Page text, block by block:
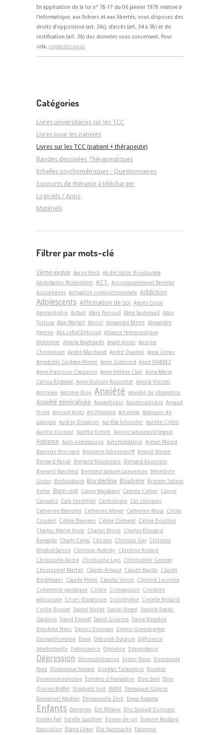
En application de la loi n° 78-17 du 06 janvier 1978 relative à
l'informatique, aux fichiers et aux libertés, vous disposez des
droits d'opposition (art. 26i), d'accès (art. 34 à 38) et de
rectification (art. 36) des données vous concernant. Pour
cela, contactez-nous
Catégories
Livres universitaires sur les TCC
Livres pour les patients
Livres sur les TCC (patient + thérapeute)
Bandes dessinées Thérapeutiques
Echelles psychométriques - Questionnaires
Supports de thérapie à télécharger
Logiciels / Apps
Matériels
Filtrer par mots-clé
3ème vague Aaron Beck Abdel Halim Boudoukha
Abdelkader Mokeddem ACT. Accompagnement Parental
Acouphènes Activation comportementale Addiction
Adolescents Affirmation de soi Agnès Cassé
Agoraphobie Aidant Alain Perroud Alain Sauteraud Alain
Tortosa Alan Marlatt Alcool Alexandra Meert Alexandre
Heeren Alix Lefief-Delcourt Alliance thérapeutique
Alzheimer Amaria Baghdadli Anaël Assier Andrew
Christensen André Marchand André Quaderi Anna Llenas
Annabelle Godeau-Pernet Anne Gramond Anne MARREZ
Anne-Françoise Chaperon Anne-Hélène Clair Anne-Marie
Cariou-Rognant Anne-Victoire Rousselet Annick Vincent
Anorexie Antoine Bioy Anxiété Anxiété de séparation
Anxiété généralisée Aquaphobie Arachnophobie Arnaud
Pictet Arnoud Arntz Art-Thérapie Art-­mella Attaques de
panique Audrey Donatoni Aurélia Schneider Aurélie Crétin
Aurélie Docteur Aurélie Fritsch Aurore Sabouraud-Séguin
Autisme Auto-compassion Automutilation Ayman Murad
Baptiste Brossard
Benjamin Schoendorff Benoît Monié
Bernard Pascal
Bernard Rouchouse Bernard Roucoule
Bernard Waysfeld
Bertrand Samuel-Lajeunesse Bénédicte
Litzler Biofeedback Borderline Boulimie Brigitte Zellner
Keller Burn-out Caline Majdalani Camille Cellier Cancer
Cannabis Cara Verdellen Cardiologie Cas cliniques
Catherine Blanchet Catherine Meyer Catherine Musa
Cécile
Coudert Céline Baeyens Céline Clément Céline Douilliez
Charles Martin Krum
Charles Morin
Charles-Édouard
Rengade Charly Cungi Choden Christian Gay Christine
Mirabel-Sarron
Christine Padesky Christine Rollard
Christophe André Christophe Leys Christopher Germer
Christopher Martell
Claude Arnaud Claude Baudu
Claude
Berghmans Claude Penet Claudia Verret Clément Lecomte
Cohérence cardiaque Colère Compassion
Conduite
antisociale Crises d'angoisse Cyclothymie Cyrielle Richard
Cyrille Bouvet Daniel Nollet Daniel Siegel
Daniela Eraldi-
Gackiere David Dewulf David Gourion
David Kingdon
Delphine Nelis Dennis Donovan
Dennis Greenberger
Dermatillomanie Deuil Déborah Ducasse Déficience
Intellectuelle Délinquance Démence Dépendance
Dépression Désensibilisation Didier Pleux Dominique
Page Dominique Servant Douglas Turkington
Douleur
Dysmorphophobie Echelles d'évaluation Eline Snel
Elise
Ouvrier-Buffet Elizabeth Yost EMDR
Emmanuel Granier
Emmanuel Madieu
Emmanuelle Zech Emna Ragama
Enfants Entretien Eric Willaye Eryc Siobud Dorocant
Estelle Fall
Estelle Gauthier Estime de soi
Evelyne Mollard
Exposition
Éliane Léger Élie Hantouche Fabienne